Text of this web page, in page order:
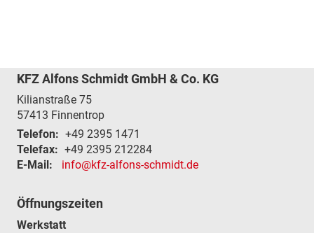
KFZ Alfons Schmidt GmbH & Co. KG
Kilianstraße 75
57413 Finnentrop
Telefon: +49 2395 1471
Telefax: +49 2395 212284
E-Mail:
info@kfz-alfons-schmidt.de
Öffnungszeiten
Werkstatt